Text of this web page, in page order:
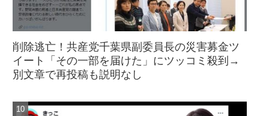
削除逃亡！共産党千葉県副委員長の災害募金ツ
イート「その一部を届けた」にツッコミ殺到→
別文章で再投稿も説明なし